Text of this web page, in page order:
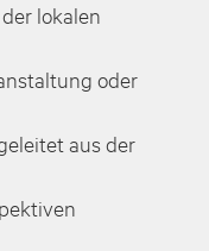
lokalen
oder
aus der